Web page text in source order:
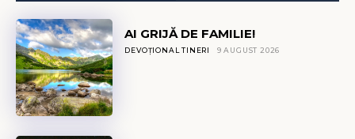
AI GRIJĂ DE FAMILIE!
DEVOȚIONAL TINERI 9 AUGUST 2026